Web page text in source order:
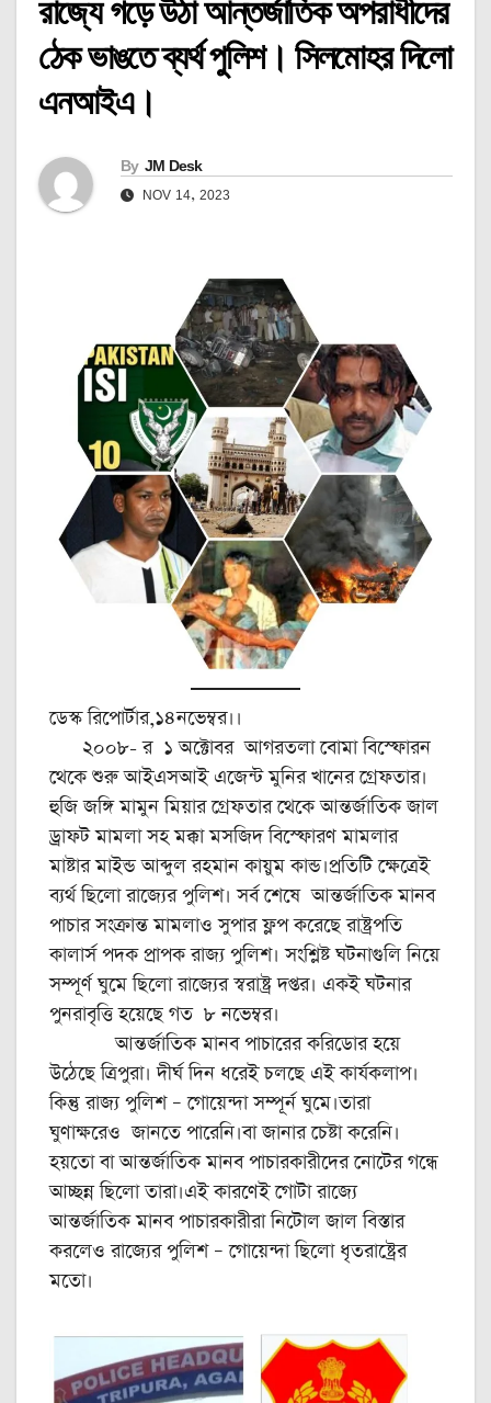
রাজ্যে গড়ে উঠা আন্তর্জাতিক অপরাধীদের
ঠেক ভাঙতে ব্যর্থ পুলিশ। সিলমোহর দিলো
এনআইএ।
By JM Desk
NOV 14, 2023
ডেস্ক রিপোর্টার,১৪নভেম্বর।।
২০০৮- র ১ অক্টোবর আগরতলা বোমা বিস্ফোরন
থেকে শুরু আইএসআই এজেন্ট মুনির খানের গ্রেফতার।
হুজি জঙ্গি মামুন মিয়ার গ্রেফতার থেকে আন্তর্জাতিক জাল
ড্রাফট মামলা সহ মক্কা মসজিদ বিস্ফোরণ মামলার
মাষ্টার মাইন্ড আব্দুল রহমান কায়ুম কান্ড।প্রতিটি ক্ষেত্রেই
ব্যর্থ ছিলো রাজ্যের পুলিশ। সর্ব শেষে আন্তর্জাতিক মানব
পাচার সংক্রান্ত মামলাও সুপার ফ্লপ করেছে রাষ্ট্রপতি
কালার্স পদক প্রাপক রাজ্য পুলিশ। সংশ্লিষ্ট ঘটনাগুলি নিয়ে
সম্পূর্ণ ঘুমে ছিলো রাজ্যের স্বরাষ্ট্র দপ্তর। একই ঘটনার
পুনরাবৃত্তি হয়েছে গত ৮ নভেম্বর।
আন্তর্জাতিক মানব পাচারের করিডোর হয়ে
উঠেছে ত্রিপুরা। দীর্ঘ দিন ধরেই চলছে এই কার্যকলাপ।
কিন্তু রাজ্য পুলিশ – গোয়েন্দা সম্পূর্ন ঘুমে।তারা
ঘুণাক্ষরেও জানতে পারেনি।বা জানার চেষ্টা করেনি।
হয়তো বা আন্তর্জাতিক মানব পাচারকারীদের নোটের গন্ধে
আচ্ছন্ন ছিলো তারা।এই কারণেই গোটা রাজ্যে
আন্তর্জাতিক মানব পাচারকারীরা নিটোল জাল বিস্তার
করলেও রাজ্যের পুলিশ – গোয়েন্দা ছিলো ধৃতরাষ্ট্রের
মতো।